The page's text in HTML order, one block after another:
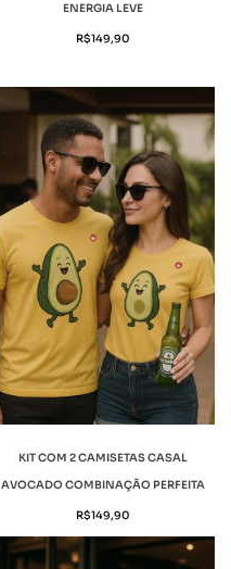
ENERGIA LEVE
R$149,90
KIT COM 2 CAMISETAS CASAL
AVOCADO COMBINAÇÃO PERFEITA
R$149,90